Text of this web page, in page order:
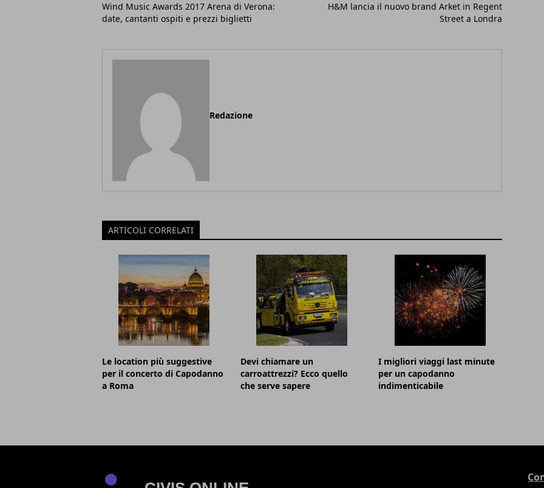
Wind Music Awards 2017 Arena di Verona:
date, cantanti ospiti e prezzi biglietti
H&M lancia il nuovo brand Arket in Regent
Street a Londra
Redazione
ARTICOLI CORRELATI
Le location più suggestive
per il concerto di Capodanno
a Roma
Devi chiamare un
carroattrezzi? Ecco quello
che serve sapere
I migliori viaggi last minute
per un capodanno
indimenticabile